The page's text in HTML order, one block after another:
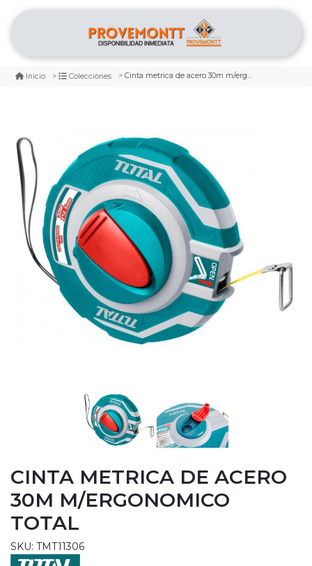
Inicio Colecciones Cinta metrica de acero 30m m/ergonomico total
CINTA METRICA DE ACERO
30M M/ERGONOMICO
TOTAL
SKU: TMT11306